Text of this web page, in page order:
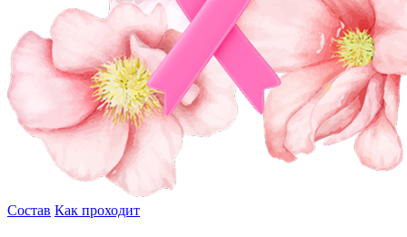
Состав Как проходит